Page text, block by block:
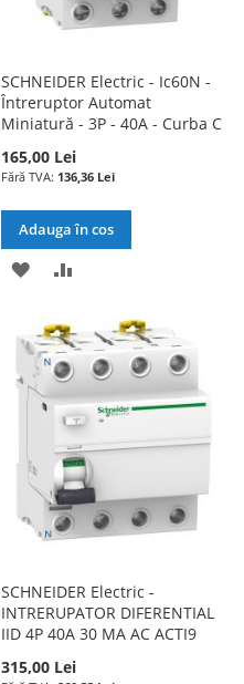
SCHNEIDER Electric - Ic60N -
Întreruptor Automat
Miniatură - 3P - 40A - Curba C
165,00 Lei
136,36 Lei
Adauga în cos
ADAUGATI
LISTA
DE
DORINTE
COMPARARE
SCHNEIDER Electric -
INTRERUPATOR DIFERENTIAL
IID 4P 40A 30 MA AC ACTI9
315,00 Lei